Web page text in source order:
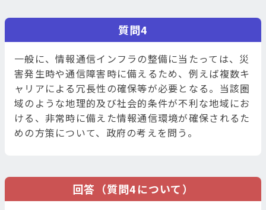
質問4
一般に、情報通信インフラの整備に当たっては、災
害発生時や通信障害時に備えるため、例えば複数キ
ャリアによる冗長性の確保等が必要となる。当該圏
域のような地理的及び社会的条件が不利な地域にお
ける、非常時に備えた情報通信環境が確保されるた
めの方策について、政府の考えを問う。
回答（質問4について）